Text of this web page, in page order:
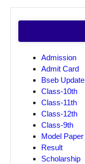
Admission
Admit Card
Bseb Update
Class-10th
Class-11th
Class-12th
Class-9th
Model Paper
Result
Scholarship